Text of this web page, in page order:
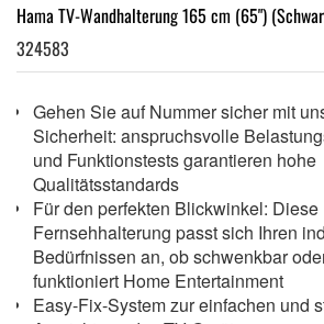
Hama TV-Wandhalterung 165 cm (65")
324583
Gehen Sie auf Nummer sicher mit
Sicherheit: anspruchsvolle
und Funktionstests garantieren hohe
Qualitätsstandards
Für den perfekten Blickwinkel: Diese
Fernsehhalterung passt sich Ihren
Bedürfnissen an, ob schwenkbar
funktioniert Home Entertainment
Easy-Fix-System zur einfachen und